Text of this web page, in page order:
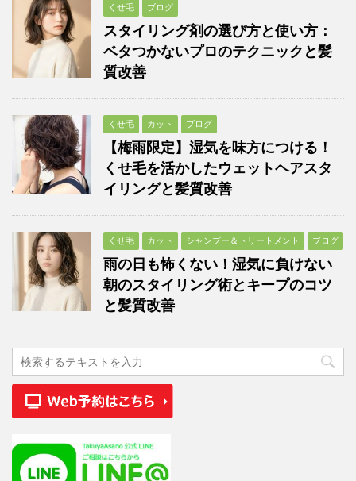
くせ毛 ブログ
スタイリング剤の選び方と使い方：
ベタつかないプロのテクニックと髪
質改善
くせ毛 カット ブログ
【梅雨限定】湿気を味方につける！
くせ毛を活かしたウェットヘアスタ
イリングと髪質改善
くせ毛 カット シャンプー＆トリートメント ブログ
雨の日も怖くない！湿気に負けない
朝のスタイリング術とキープのコツ
と髪質改善